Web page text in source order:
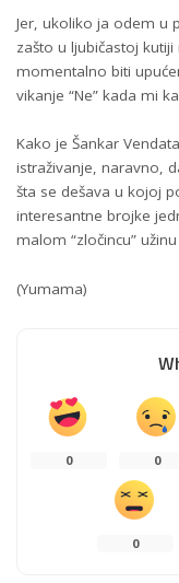
Jer, ukoliko ja odem u
zašto u ljubičastoj
momentalno biti
vikanje “Ne” kada mi
Kako je Šankar
istraživanje, naravno,
šta se dešava u kojoj
interesantne brojke
malom “zločincu”
(Yumama)
0 0
0